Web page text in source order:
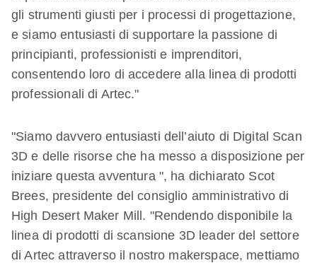
gli strumenti giusti per i processi di progettazione,
e siamo entusiasti di supportare la passione di
principianti, professionisti e imprenditori,
consentendo loro di accedere alla linea di prodotti
professionali di Artec."
"Siamo davvero entusiasti dell’aiuto di Digital Scan
3D e delle risorse che ha messo a disposizione per
iniziare questa avventura ", ha dichiarato Scot
Brees, presidente del consiglio amministrativo di
High Desert Maker Mill. "Rendendo disponibile la
linea di prodotti di scansione 3D leader del settore
di Artec attraverso il nostro makerspace, mettiamo